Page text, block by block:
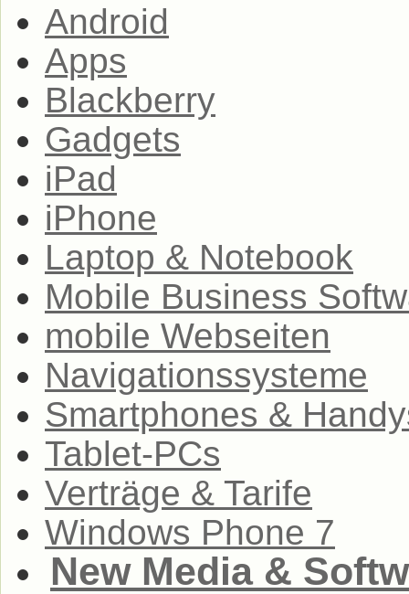
Android
Apps
Blackberry
Gadgets
iPad
iPhone
Laptop & Notebook
Mobile Business
mobile Webseiten
Navigationssysteme
Smartphones &
Tablet-PCs
Verträge & Tarife
Windows Phone 7
New Media &